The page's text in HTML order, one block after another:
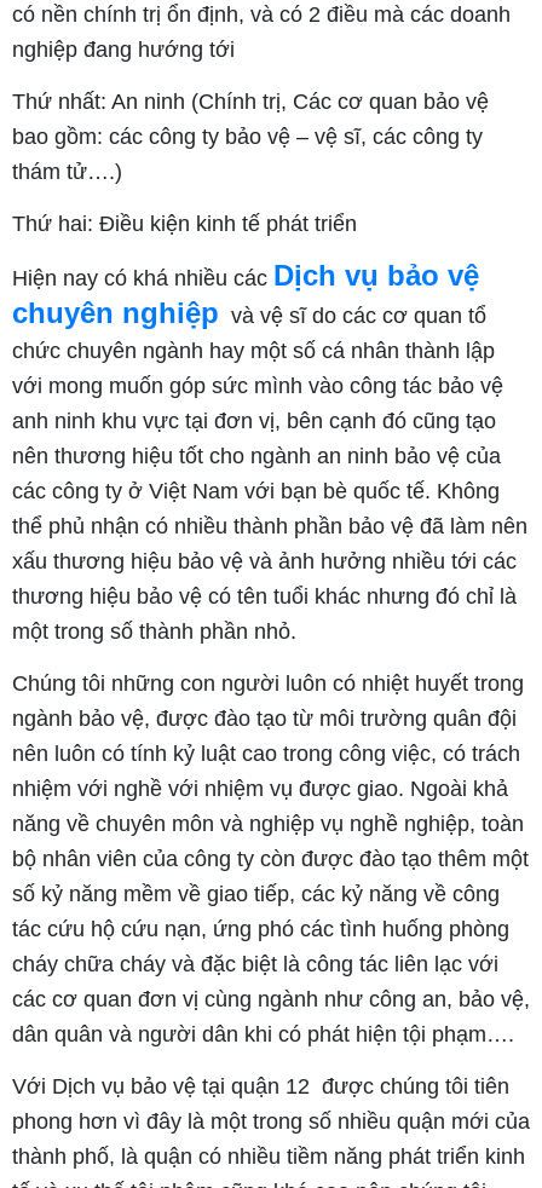
có nền chính trị ổn định, và có 2 điều mà các doanh
nghiệp đang hướng tới
Thứ nhất: An ninh (Chính trị, Các cơ quan bảo vệ
bao gồm: các công ty bảo vệ – vệ sĩ, các công ty
thám tử….)
Thứ hai: Điều kiện kinh tế phát triển
Hiện nay có khá nhiều các Dịch vụ bảo vệ
chuyên nghiệp và vệ sĩ do các cơ quan tổ
chức chuyên ngành hay một số cá nhân thành lập
với mong muốn góp sức mình vào công tác bảo vệ
anh ninh khu vực tại đơn vị, bên cạnh đó cũng tạo
nên thương hiệu tốt cho ngành an ninh bảo vệ của
các công ty ở Việt Nam với bạn bè quốc tế. Không
thể phủ nhận có nhiều thành phần bảo vệ đã làm nên
xấu thương hiệu bảo vệ và ảnh hưởng nhiều tới các
thương hiệu bảo vệ có tên tuổi khác nhưng đó chỉ là
một trong số thành phần nhỏ.
Chúng tôi những con người luôn có nhiệt huyết trong
ngành bảo vệ, được đào tạo từ môi trường quân đội
nên luôn có tính kỷ luật cao trong công việc, có trách
nhiệm với nghề với nhiệm vụ được giao. Ngoài khả
năng về chuyên môn và nghiệp vụ nghề nghiệp, toàn
bộ nhân viên của công ty còn được đào tạo thêm một
số kỷ năng mềm về giao tiếp, các kỷ năng về công
tác cứu hộ cứu nạn, ứng phó các tình huống phòng
cháy chữa cháy và đặc biệt là công tác liên lạc với
các cơ quan đơn vị cùng ngành như công an, bảo vệ,
dân quân và người dân khi có phát hiện tội phạm….
Với Dịch vụ bảo vệ tại quận 12 được chúng tôi tiên
phong hơn vì đây là một trong số nhiều quận mới của
thành phố, là quận có nhiều tiềm năng phát triển kinh